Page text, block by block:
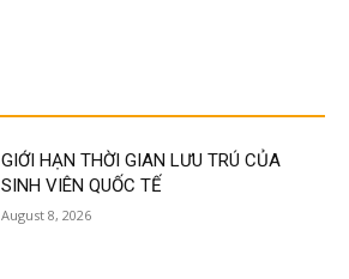
GIỚI HẠN THỜI GIAN LƯU TRÚ CỦA
SINH VIÊN QUỐC TẾ
August 8, 2026